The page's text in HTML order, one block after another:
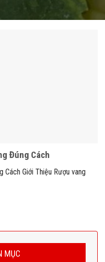
Đúng Cách
Cách Giới Thiệu Rượu vang
MỤC